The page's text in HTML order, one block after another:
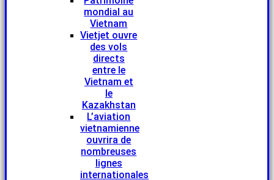
mondial au
Vietnam
Vietjet ouvre
des vols
directs
entre le
Vietnam et
le
Kazakhstan
L’aviation
vietnamienne
ouvrira de
nombreuses
lignes
internationales